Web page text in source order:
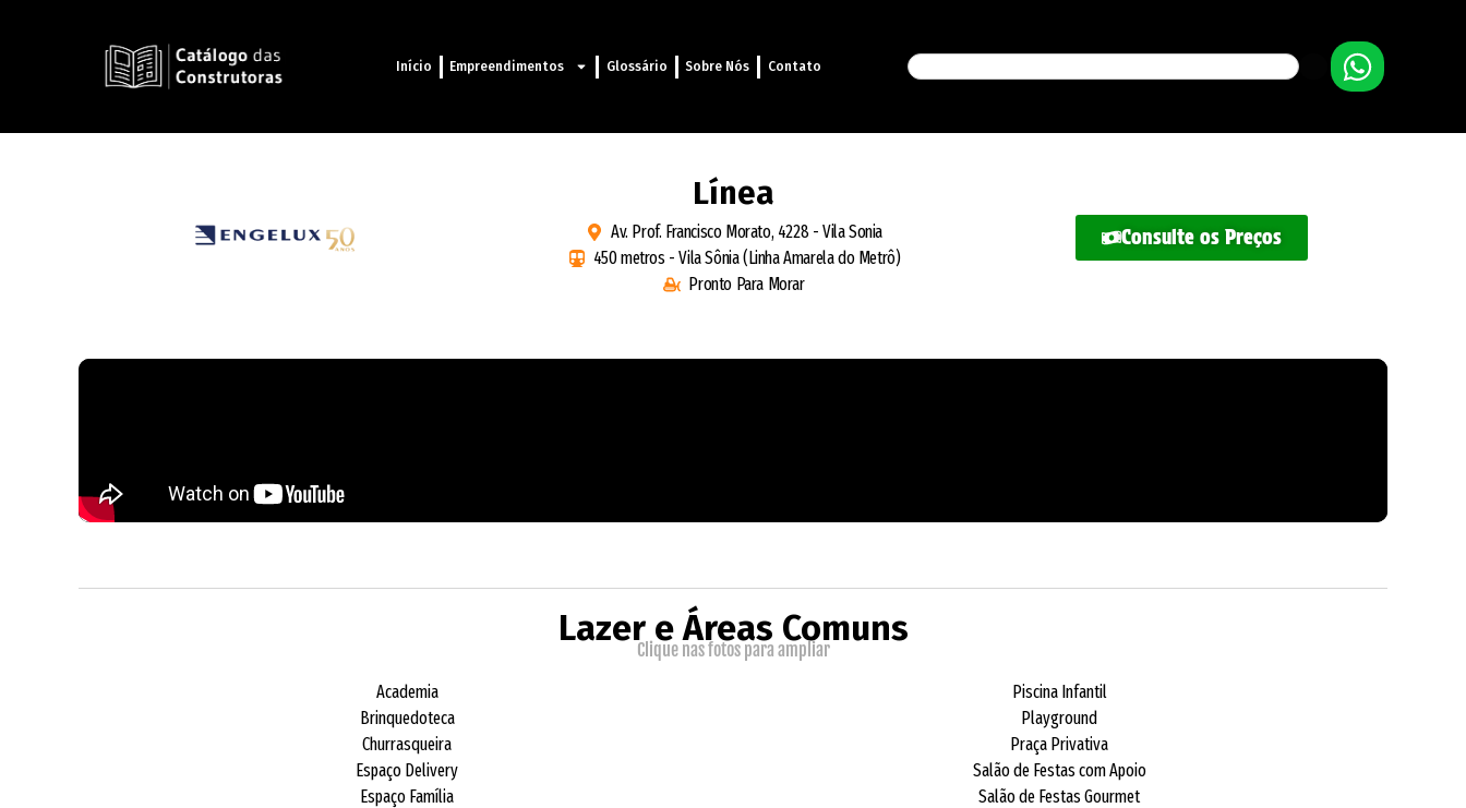
Início Empreendimentos Glossário Sobre Nós Contato
Línea
Av. Prof. Francisco Morato, 4228 - Vila Sonia
450 metros - Vila Sônia (Linha Amarela do Metrô)
Pronto Para Morar
Consulte os Preços
Lazer e Áreas Comuns
Clique nas fotos para ampliar
Academia
Brinquedoteca
Churrasqueira
Espaço Delivery
Espaço Família
Piscina Infantil
Playground
Praça Privativa
Salão de Festas com Apoio
Salão de Festas Gourmet